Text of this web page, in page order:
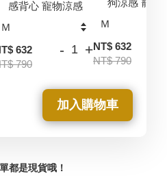
感背心 寵物涼感
632
790
- +NT$ 632
NT$ 790
加入購物車
都是現貨哦！